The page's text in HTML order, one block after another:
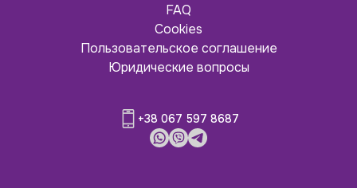
FAQ
Cookies
Пользовательское соглашение
Юридические вопросы
+38 067 597 8687